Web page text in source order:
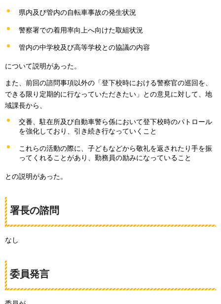
県内及び管内の自転車事故の発生状況
警察署での着用率向上へ向けた取組状況
管内の中学校及び高等学校との協議の内容
について説明があった。
また、前回の諮問事項以外の「登下校時における警察官の巡回を、
できる限り定期的に行なっていただきたい」との意見に対して、地
域課長から、
交番、駐在所及び自動車警ら係において登下校時のパトロール
を強化しており、引き続き行なっていくこと
これらの活動の際に、子どもなどから敬礼を返されたり手を振
ってくれることがあり、勤務員の励みになっていること
との説明があった。
署長の諮問
なし
委員発言